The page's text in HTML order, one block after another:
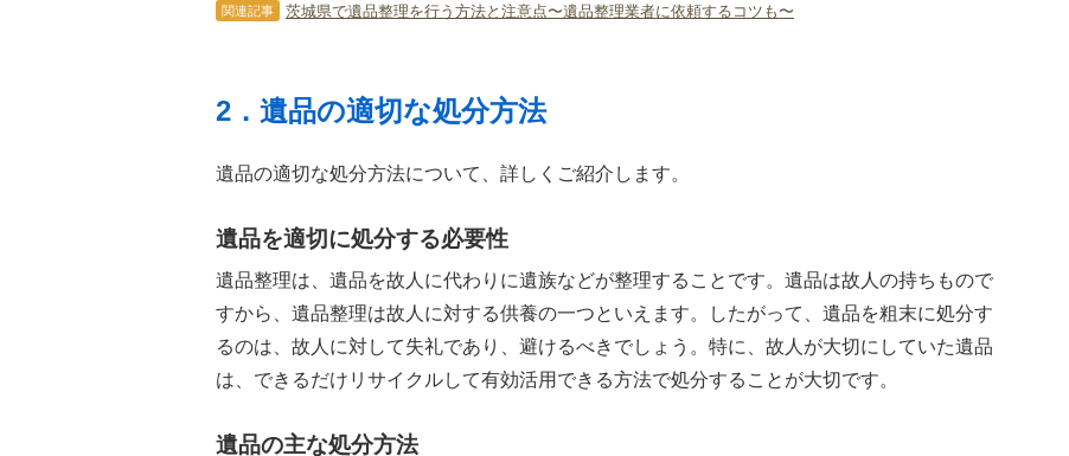
関連記事 茨城県で遺品整理を行う方法と注意点〜遺品整理業者に依頼するコツも〜
2．遺品の適切な処分方法
遺品の適切な処分方法について、詳しくご紹介します。
遺品を適切に処分する必要性
遺品整理は、遺品を故人に代わりに遺族などが整理することです。遺品は故人の持ちもので
すから、遺品整理は故人に対する供養の一つといえます。したがって、遺品を粗末に処分す
るのは、故人に対して失礼であり、避けるべきでしょう。特に、故人が大切にしていた遺品
は、できるだけリサイクルして有効活用できる方法で処分することが大切です。
遺品の主な処分方法